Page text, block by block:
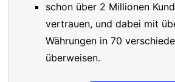
schon über 2 Millionen
vertrauen, und dabei mit
Währungen in 70
überweisen.